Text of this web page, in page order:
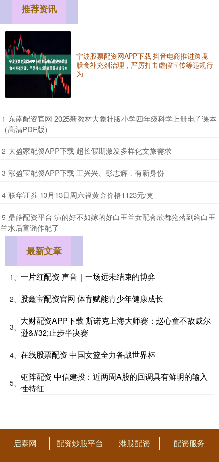
推荐资讯
宁波股票配资网APP下载 抖音电商推进跨境
膳食补充剂治理，严厉打击虚假宣传等违规行
为
1 ​东南配资官网 2025新教材大象社版小学四年级科学上册电子课本
（高清PDF版）
2 ​大盈家配资APP下载 超长假期激发多样化文旅需求
3 ​涨盈宝配资APP下载 王兴兴、彭志辉，有新身份
4 ​联华证券 10月13日周六福黄金价格1123元/克
5 ​鼎皓配资平台 演的好不如嫁的好白玉兰女配蒋欣都沦落到给白玉
兰水后童谣作配了
最新文章
1、 一片红配资 声音｜一场远未结束的博弈
2、 股鑫宝配资官网 体育赋能青少年健康成长
3、
大财配资APP下载 斯诺克上海大师赛：赵心童不敌威尔
逊&#32;止步半决赛
4、 在线股票配资 中国女篮全力备战世界杯
5、
钜阵配资 中信建投：近两周A股的回调具有鲜明的输入
性特征
启泰网 配资炒股平台 港股配资 配资服务